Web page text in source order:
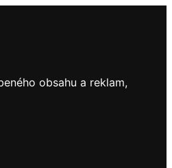
obsahu a reklam,